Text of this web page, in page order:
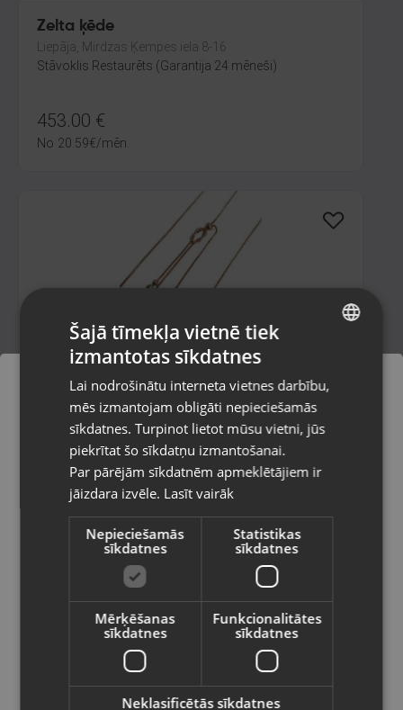
Zelta ķēde
Liepāja, Mirdzas Ķempes iela 8-16
Stāvoklis Restaurēts (Garantija 24 mēneši)
453.00 €
No 20.59€/mēn.
Zelta ķēde
Rīga, Dzirciema iela 84a
Stāvoklis Restaurēts (Garantija 24 mēneši)
382.00€
€ /mēn.
Pasūtījumi tiks piegādāti uz
izvēlēto valsti
Vietnes saturs būs attēlots izvēlētajā
valodā
Valsts
Latviešu / Latvian
RUSSIAN
Šajā tīmekļa vietnē tiek
izmantotas sīkdatnes
Lai nodrošinātu interneta vietnes darbību,
mēs izmantojam obligāti nepieciešamās
sīkdatnes. Turpinot lietot mūsu vietni, jūs
piekrītat šo sīkdatņu izmantošanai.
Par pārējām sīkdatnēm apmeklētājiem ir
jāizdara izvēle. Lasīt vairāk
Nepieciešamās
sīkdatnes
Statistikas
sīkdatnes
Mērķēšanas
sīkdatnes
Funkcionalitātes
sīkdatnes
Neklasificētās sīkdatnes